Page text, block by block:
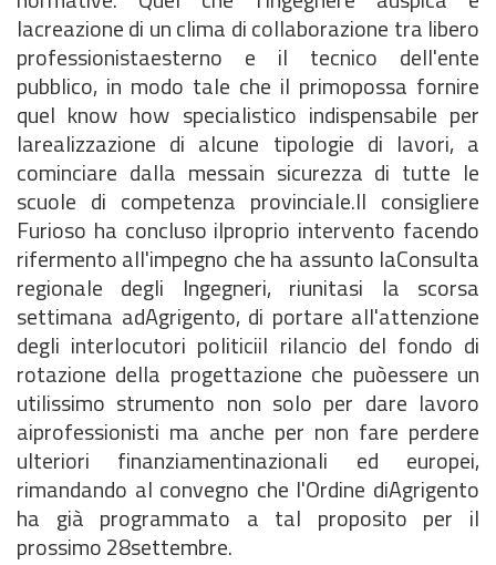
lacreazione di un clima di collaborazione tra libero
professionistaesterno e il tecnico dell'ente
pubblico, in modo tale che il primopossa fornire
quel know how specialistico indispensabile per
larealizzazione di alcune tipologie di lavori, a
cominciare dalla messain sicurezza di tutte le
scuole di competenza provinciale.Il consigliere
Furioso ha concluso ilproprio intervento facendo
rifermento all'impegno che ha assunto laConsulta
regionale degli Ingegneri, riunitasi la scorsa
settimana adAgrigento, di portare all'attenzione
degli interlocutori politiciil rilancio del fondo di
rotazione della progettazione che puòessere un
utilissimo strumento non solo per dare lavoro
aiprofessionisti ma anche per non fare perdere
ulteriori finanziamentinazionali ed europei,
rimandando al convegno che l'Ordine diAgrigento
ha già programmato a tal proposito per il
prossimo 28settembre.